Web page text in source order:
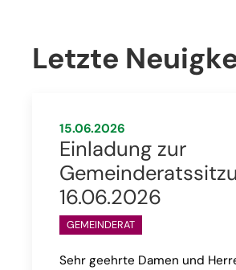
Letzte
15.06.2026
Einladung zur
16.06.2026
GEMEINDERAT
Sehr geehrte Damen und